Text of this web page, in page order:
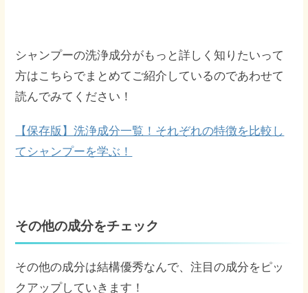
シャンプーの洗浄成分がもっと詳しく知りたいって
方はこちらでまとめてご紹介しているのであわせて
読んでみてください！
【保存版】洗浄成分一覧！それぞれの特徴を比較し
てシャンプーを学ぶ！
その他の成分をチェック
その他の成分は結構優秀なんで、注目の成分をピッ
クアップしていきます！